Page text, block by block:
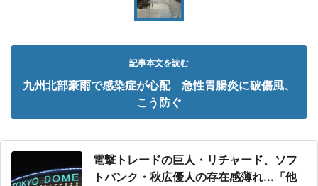
記事本文を読む
九州北部豪雨で感染症が心配 急性胃腸炎に破傷風、
こう防ぐ
電撃トレードの巨人・リチャード、ソフ
トバンク・秋広優人の存在感薄れ...「他